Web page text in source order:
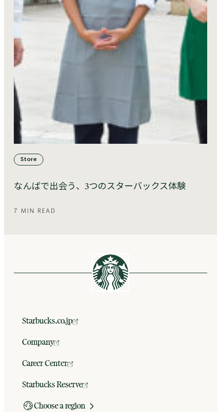
Store
なんばで出会う、3つのスターバックス体験
7 MIN READ
Starbucks.co.jp
Company
Career Center
Starbucks Reserve
Choose a region